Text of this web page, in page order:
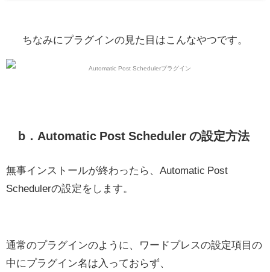
ちなみにプラグインの見た目はこんなやつです。
b．Automatic Post Scheduler の設定方法
無事インストールが終わったら、Automatic Post
Schedulerの設定をします。
通常のプラグインのように、ワードプレスの設定項目の
中にプラグイン名は入っておらず、